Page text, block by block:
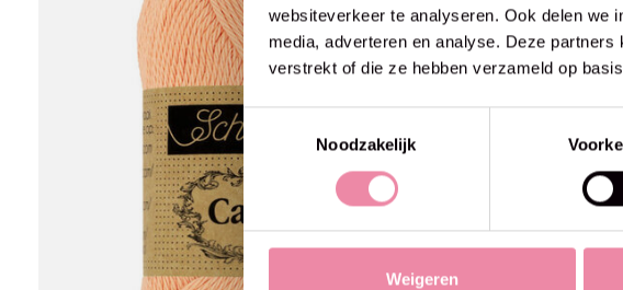
websiteverkeer te analyseren. Ook delen we
media, adverteren en analyse. Deze
verstrekt of die ze hebben verzameld op
Toestemmingsselectie
Noodzakelijk
Weigeren